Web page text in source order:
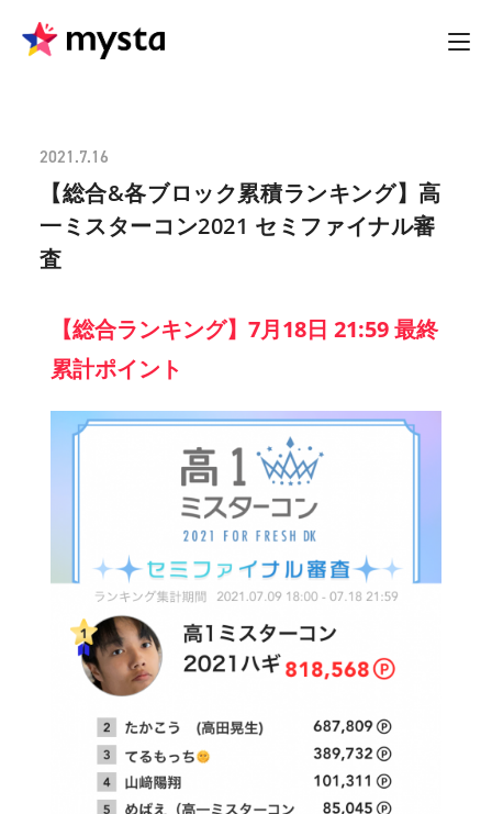
2021.7.16
【総合&各ブロック累積ランキング】高
一ミスターコン2021 セミファイナル審
査
【総合ランキング】7月18日 21:59 最終
累計ポイント